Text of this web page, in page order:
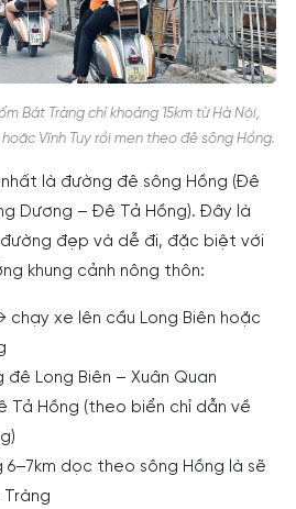
Bát Tràng chỉ khoảng 15km từ Hà Nội,
Vĩnh Tuy rồi men theo đê sông Hồng.
là đường đê sông Hồng (Đê
Dương – Đê Tả Hồng). Đây là
đẹp và dễ đi, đặc biệt với
khung cảnh nông thôn:
chạy xe lên cầu Long Biên hoặc
Long Biên – Xuân Quan
Tả Hồng (theo biển chỉ dẫn về
6–7km dọc theo sông Hồng là sẽ